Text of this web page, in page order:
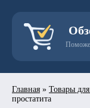
Главная » Товары
простатита